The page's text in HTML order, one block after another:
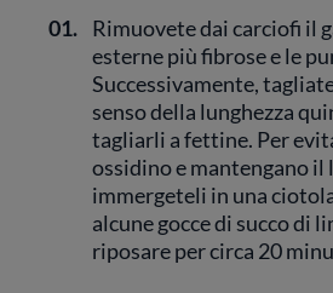
01. Rimuovete dai carciofi il
esterne più fibrose e le
Successivamente,
senso della lunghezza
tagliarli a fettine. Per
ossidino e mantengano il
immergeteli in una
alcune gocce di succo di
riposare per circa 20